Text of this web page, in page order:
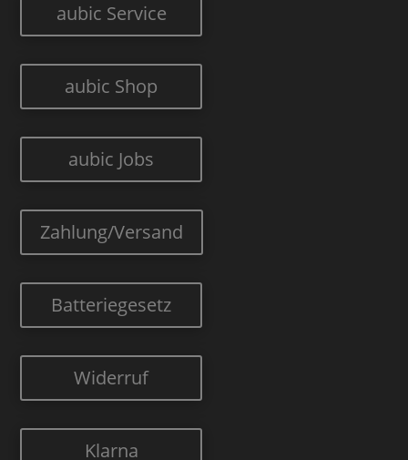
aubic Service
aubic Shop
aubic Jobs
Zahlung/Versand
Batteriegesetz
Widerruf
Klarna